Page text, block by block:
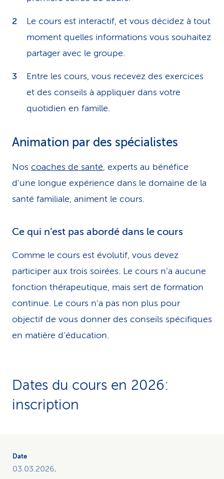
Le cours est interactif, et vous décidez à tout
moment quelles informations vous souhaitez
partager avec le groupe.
Entre les cours, vous recevez des exercices
et des conseils à appliquer dans votre
quotidien en famille.
Animation par des spécialistes
Nos coaches de santé, experts au bénéfice
d’une longue expérience dans le domaine de la
santé familiale, animent le cours.
Ce qui n’est pas abordé dans le cours
Comme le cours est évolutif, vous devez
participer aux trois soirées. Le cours n’a aucune
fonction thérapeutique, mais sert de formation
continue. Le cours n’a pas non plus pour
objectif de vous donner des conseils spécifiques
en matière d’éducation.
Dates du cours en 2026:
inscription
03.03.2026,